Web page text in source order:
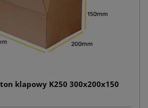
klapowy K250 300x200x150